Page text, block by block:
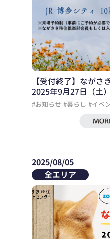
【受付終了】なが
2025年9月27日（土
#お知らせ #暮らし #イベ
2025/08/05
全エリア